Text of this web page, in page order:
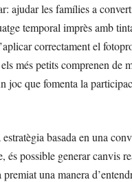
ajudar les famílies a
temporal imprès amb
correctament el
més petits comprenen de
joc que fomenta la
basada en una
possible generar canvis
una manera